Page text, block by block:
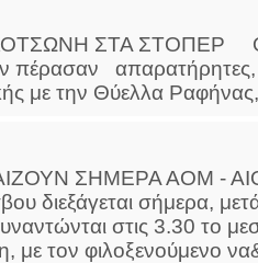
ΣΤΑ ΣΤΟΠΕΡ Οι
πέρασαν απαρατήρητες,
με την Θύελλα
ΣΗΜΕΡΑ ΑΟΜ -
διεξάγεται σήμερα,
στις 3.30 το
με τον φιλοξενούμενο